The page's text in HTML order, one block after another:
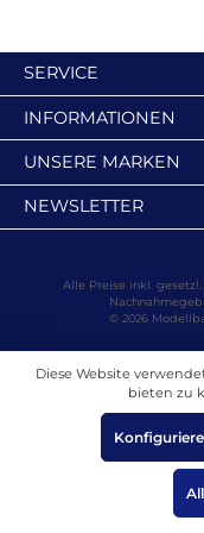
SERVICE
INFORMATIONEN
UNSERE MARKEN
NEWSLETTER
Alle Preise inkl.
© 2026
Diese Website
bieten zu